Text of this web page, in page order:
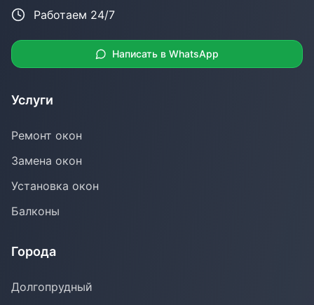
Работаем 24/7
Написать в WhatsApp
Услуги
Ремонт окон
Замена окон
Установка окон
Балконы
Города
Долгопрудный